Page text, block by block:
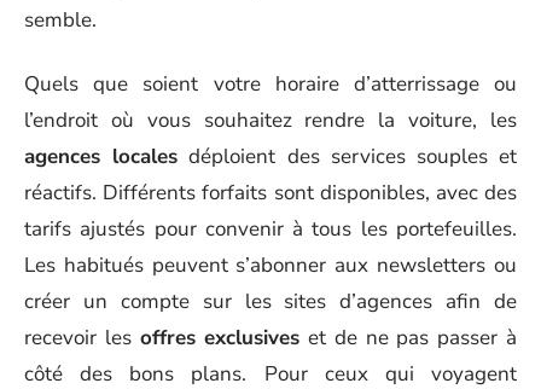
semble.
Quels que soient votre horaire d’atterrissage ou
l’endroit où vous souhaitez rendre la voiture, les
agences locales déploient des services souples et
réactifs. Différents forfaits sont disponibles, avec des
tarifs ajustés pour convenir à tous les portefeuilles.
Les habitués peuvent s’abonner aux newsletters ou
créer un compte sur les sites d’agences afin de
recevoir les offres exclusives et de ne pas passer à
côté des bons plans. Pour ceux qui voyagent